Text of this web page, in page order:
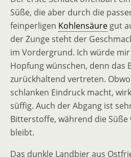
Süße, die aber durch die
feinperligen Kohlensäure gut
der Zunge steht der
im Vordergrund. Ich würde
Hopfung wünschen, denn das
zurückhaltend vertreten.
schlanken Eindruck macht,
süffig. Auch der Abgang ist
Bitterstoffe, während die
bleibt.
Das dunkle Landbier aus